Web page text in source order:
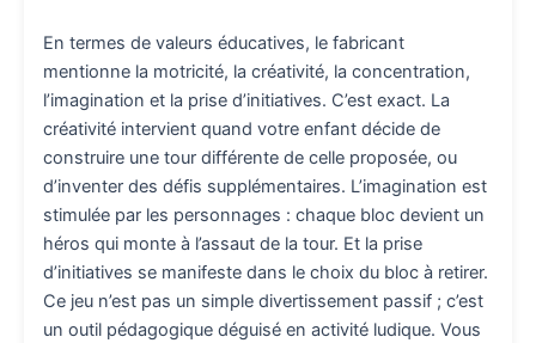
En termes de valeurs éducatives, le fabricant
mentionne la motricité, la créativité, la concentration,
l’imagination et la prise d’initiatives. C’est exact. La
créativité intervient quand votre enfant décide de
construire une tour différente de celle proposée, ou
d’inventer des défis supplémentaires. L’imagination est
stimulée par les personnages : chaque bloc devient un
héros qui monte à l’assaut de la tour. Et la prise
d’initiatives se manifeste dans le choix du bloc à retirer.
Ce jeu n’est pas un simple divertissement passif ; c’est
un outil pédagogique déguisé en activité ludique. Vous